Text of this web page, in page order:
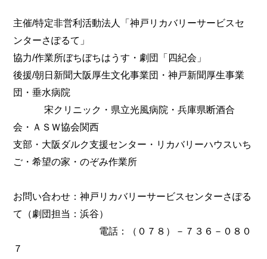
主催/特定非営利活動法人「神戸リカバリーサービスセ
ンターさぽるて」
協力/作業所ぼちぼちはうす・劇団「四紀会」
後援/朝日新聞大阪厚生文化事業団・神戸新聞厚生事業
団・垂水病院
宋クリニック・県立光風病院・兵庫県断酒合
会・ＡＳＷ協会関西
支部・大阪ダルク支援センター・リカバリーハウスいち
ご・希望の家・のぞみ作業所
お問い合わせ：神戸リカバリーサービスセンターさぽる
て（劇団担当：浜谷）
電話：（０７８）－７３６－０８０
７